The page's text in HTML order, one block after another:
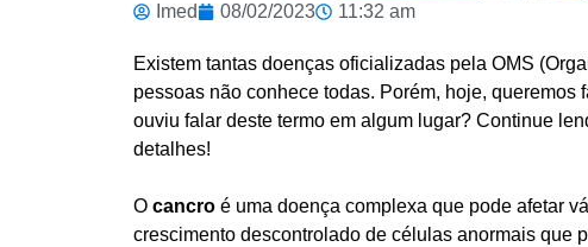
Imed 08/02/2023 11:32 am
Existem tantas doenças oficializadas pela OMS
pessoas não conhece todas. Porém, hoje, queremos
ouviu falar deste termo em algum lugar? Continue
detalhes!
O cancro é uma doença complexa que pode afetar
crescimento descontrolado de células anormais que